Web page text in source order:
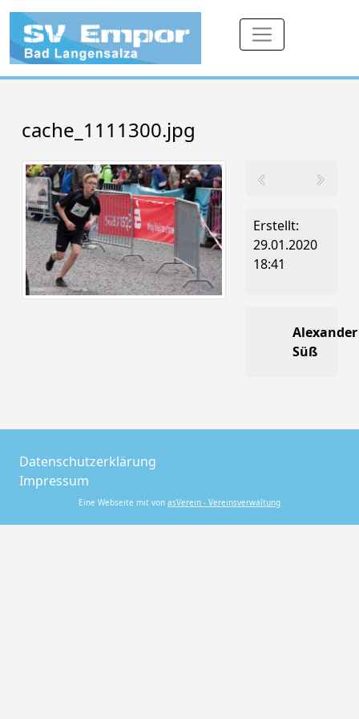
cache_1111300.jpg
Erstellt:
29.01.2020
18:41
Alexander
Süß
Datenschutzerklärung
Impressum
Eine Webseite mit von asVerein - Vereinsverwaltung